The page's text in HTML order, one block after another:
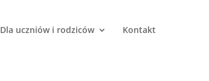
Dla uczniów i rodziców Kontakt